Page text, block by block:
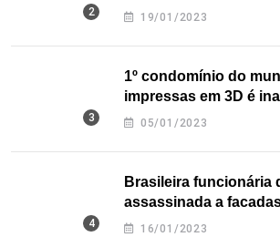
nos EUA
19/01/2023
1º condomínio do
impressas em 3D é
Texas
05/01/2023
Brasileira funcionária
assassinada a
16/01/2023